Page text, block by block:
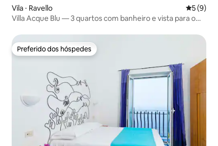
Vila ⋅ Ravello 5 de
5 (9)
Villa Acque Blu — 3 quartos com banheiro e vista para o
Preferido dos hóspedes
Preferido dos hóspedes